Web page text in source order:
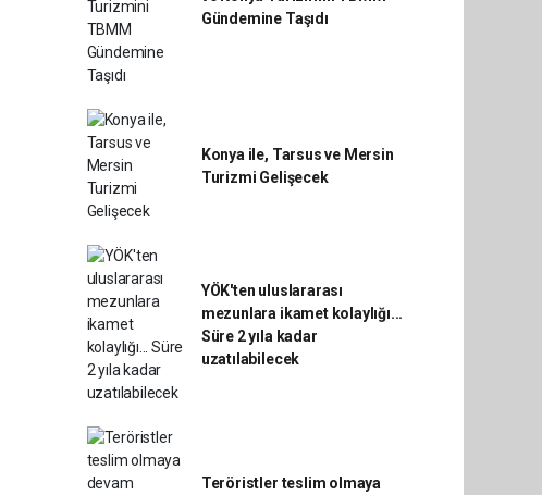
Gündemine Taşıdı
Konya ile, Tarsus ve Mersin
Turizmi Gelişecek
YÖK'ten uluslararası
mezunlara ikamet kolaylığı...
Süre 2 yıla kadar
uzatılabilecek
Teröristler teslim olmaya